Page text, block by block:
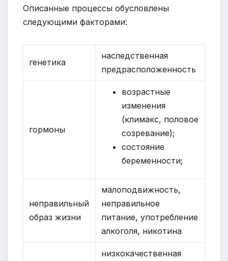
Описанные процессы обусловлены
следующими факторами:
генетика
наследственная
предрасположенность
гормоны
возрастные
изменения
(климакс, половое
созревание);
состояние
беременности;
неправильный
образ жизни
малоподвижность,
неправильное
питание, употребление
алкоголя, никотина
низкокачественная